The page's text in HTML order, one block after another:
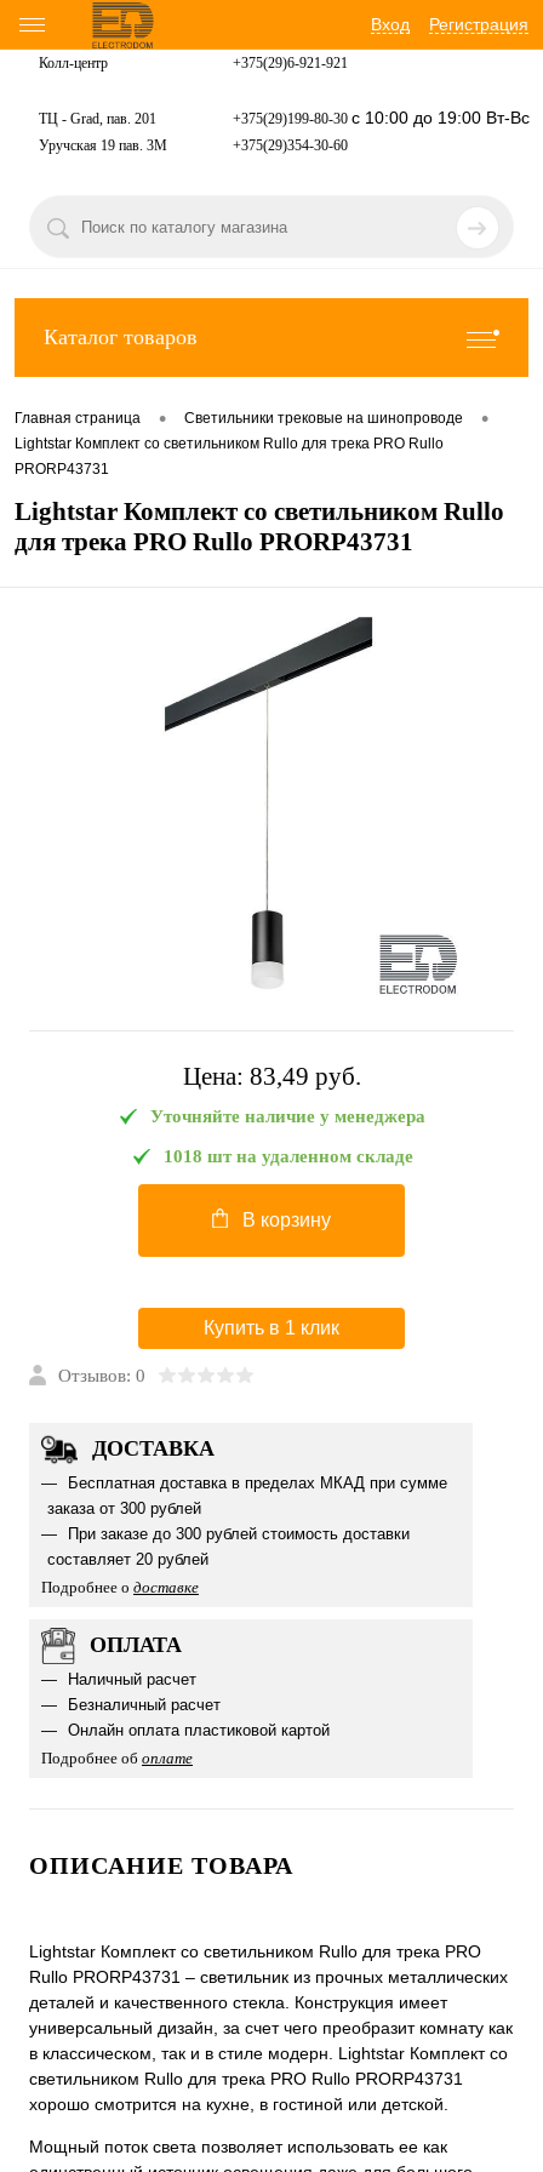
Вход Регистрация
Колл-центр +375(29)6-921-921
ТЦ - Grad, пав. 201 +375(29)199-80-30 с 10:00 до 19:00 Вт-Вс
Уручская 19 пав. 3М +375(29)354-30-60
Каталог товаров
Главная страница • Светильники трековые на шинопроводе •
Lightstar Комплект со светильником Rullo для трека PRO Rullo
PRORP43731
Lightstar Комплект со светильником Rullo
для трека PRO Rullo PRORP43731
Цена: 83,49 pуб.
Уточняйте наличие у менеджера
1018 шт на удаленном складе
В корзину
Купить в 1 клик
Отзывов: 0
ДОСТАВКА
Бесплатная доставка в пределах МКАД при сумме
заказа от 300 рублей
При заказе до 300 рублей стоимость доставки
составляет 20 рублей
Подробнее о доставке
ОПЛАТА
Наличный расчет
Безналичный расчет
Онлайн оплата пластиковой картой
Подробнее об оплате
ОПИСАНИЕ ТОВАРА
Lightstar Комплект со светильником Rullo для трека PRO
Rullo PRORP43731 – светильник из прочных металлических
деталей и качественного стекла. Конструкция имеет
универсальный дизайн, за счет чего преобразит комнату как
в классическом, так и в стиле модерн. Lightstar Комплект со
светильником Rullo для трека PRO Rullo PRORP43731
хорошо смотрится на кухне, в гостиной или детской.
Мощный поток света позволяет использовать ее как